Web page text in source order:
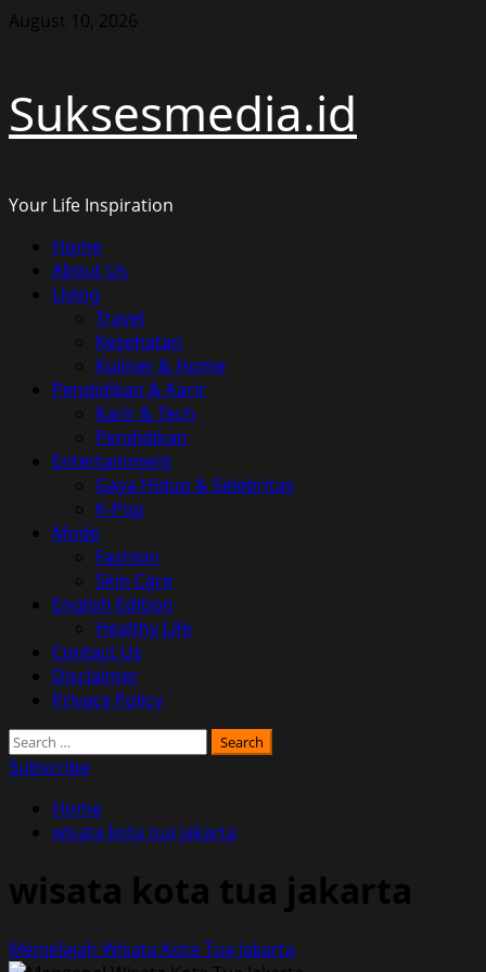
Skip
August 10, 2026
Suksesmedia.id
Your Life Inspiration
Primary
Menu
Home
About Us
Living
Travel
Kesehatan
Kuliner & Home
Pendidikan & Karir
Karir & Tech
Pendidikan
Entertainment
Gaya Hidup & Selebritas
K-Pop
Mode
Fashion
Skin Care
English Edition
Healthy Life
Contact Us
Disclaimer
Privacy Policy
Search
for:
Subscribe
Home
wisata kota tua jakarta
wisata kota tua jakarta
Menjelajah Wisata Kota Tua Jakarta